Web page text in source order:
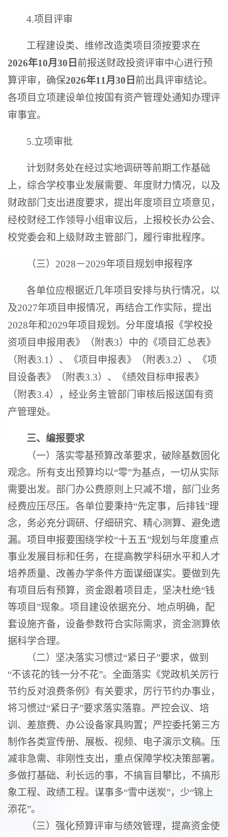
4.项目评审
工程建设类、维修改造类项目须按要求在
2026年10月 30 日 前报送财政投资评审中心进行预
算评审，确保2026年11月 30 日 前出具评审结论。
各项目立项建设单位按国有资产管理处通知办理评
审事宜。
5.立项审批
计划财务处在经过实地调研等前期工作基础
上，综合学校事业发展需要、年度财力情况，以及
财政部门支出进度要求，提出年度项目立项意见，
经校财经工作领导小组审议后，上报校长办公会、
校党委会和上级财政主管部门，履行审批程序。
（三） 2028－2029年项目规划申报程序
各单位应根据近几年项目安排与执行情况，以
及2027年项目申报情况，再结合工作实际，提出
2028年和2029年项目规划。分年度填报《学校投
资项目申报用表》（附表3）中的《项目汇总表》
（附表3.1）、《项目申报表》（附表3.2）、《项
目设备表》（附表3.3）、《绩效目标申报表》
（附表3.4），经业务主管部门审核后报送国有资
产管理处。
三、 编报要求
（一）落实零基预算改革要求，破除基数固化
观念。所有支出预算均以“零”为基点，一切从实际
需要出发。部门办公费原则上只减不增，部门业务
经费应压尽压。各单位要秉持“先定事，后排钱”理
念，务必充分调研、仔细研究、精心测算、避免遗
漏。项目申报要围绕学校“十五五”规划与年度重点
事业发展目标和任务，在提高教学科研水平和人才
培养质量、改善办学条件方面谋细谋实。要做到先
有项目后有预算，资金跟着项目走，坚决杜绝“钱
等项目”现象。项目建设依据充分、地点明确，配
套设施齐备，设备参数符合实际需求，资金测算依
据科学合理。
（二）坚决落实习惯过“紧日子”要求，做到
“不该花的钱一分不花”。全面落实《党政机关厉行
节约反对浪费条例》有关要求，厉行节约办事业，
将习惯过“紧日子”要求落实落靠。严控会议、培
训、差旅费、办公设备家具购置；严控委托第三方
制作各类宣传册、展板、视频、电子演示文稿。压
减非急需、非刚性支出，重点保障学校决策部署。
多做打基础、利长远的事，不搞盲目攀比，不搞形
象工程、政绩工程。谋事多“雪中送炭”，少“锦上
添花”。
（三）强化预算评审与绩效管理，提高资金使